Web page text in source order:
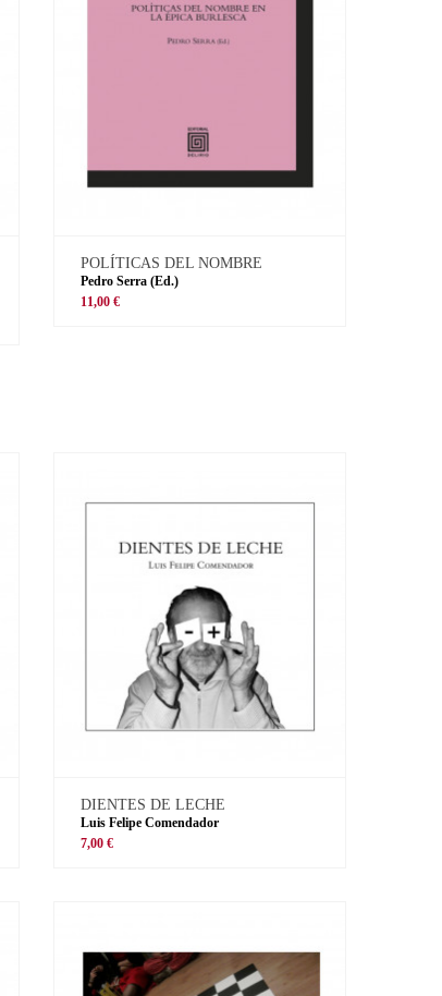
POLÍTICAS DEL NOMBRE
Pedro Serra (Ed.)
11,00 €
DIENTES DE LECHE
Luis Felipe Comendador
7,00 €